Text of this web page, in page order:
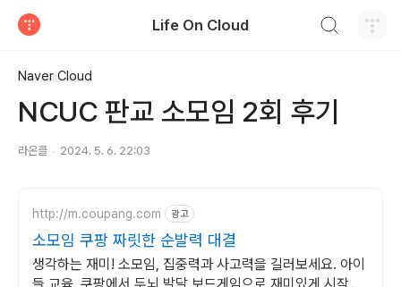
Life On Cloud
Naver Cloud
NCUC 판교 소모임 2회 후기
라온클 2024. 5. 6. 22:03
http://m.coupang.com 광고
소모임 쿠팡 짜릿한 순발력 대결
생각하는 재미! 소모임, 집중력과 사고력을 길러보세요. 아이